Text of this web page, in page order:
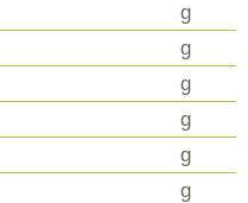
g
g
g
g
g
g